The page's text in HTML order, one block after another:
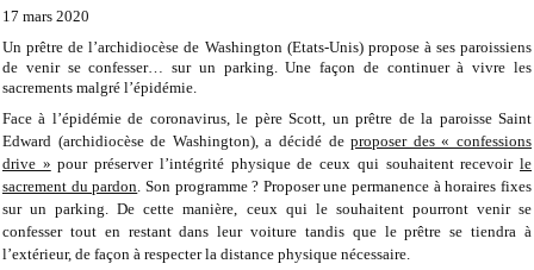
17 mars 2020
Un prêtre de l’archidiocèse de Washington (Etats-Unis) propose à ses paroissiens
de venir se confesser… sur un parking. Une façon de continuer à vivre les
sacrements malgré l’épidémie.
Face à l’épidémie de coronavirus, le père Scott, un prêtre de la paroisse Saint
Edward (archidiocèse de Washington), a décidé deproposer des « confessions
drive » pour préserver l’intégrité physique de ceux qui souhaitent recevoirle
sacrement du pardon. Son programme ? Proposer une permanence à horaires fixes
sur un parking. De cette manière, ceux qui le souhaitent pourront venir se
confesser tout en restant dans leur voiture tandis que le prêtre se tiendra à
l’extérieur, de façon à respecter la distance physique nécessaire.